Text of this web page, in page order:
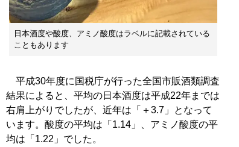
日本酒度や酸度、アミノ酸度はラベルに記載されている
こともあります
平成30年度に国税庁が行った全国市販酒類調査
結果によると、平均の日本酒度は平成22年までは
右肩上がりでしたが、近年は「＋3.7」となって
います。酸度の平均は「1.14」、アミノ酸度の平
均は「1.22」でした。